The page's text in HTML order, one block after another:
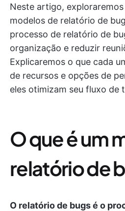
Neste artigo,
modelos de relatório de
processo de relatório de
organização e reduzir
Explicaremos o que cada
de recursos e opções de
eles otimizam seu fluxo de
O que é um
relatório de
O relatório de bugs é o